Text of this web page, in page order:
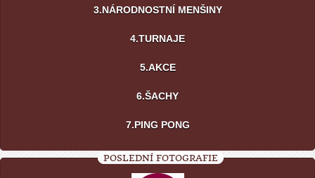
3.NÁRODNOSTNÍ MENŠINY
4.TURNAJE
5.AKCE
6.ŠACHY
7.PING PONG
POSLEDNÍ FOTOGRAFIE